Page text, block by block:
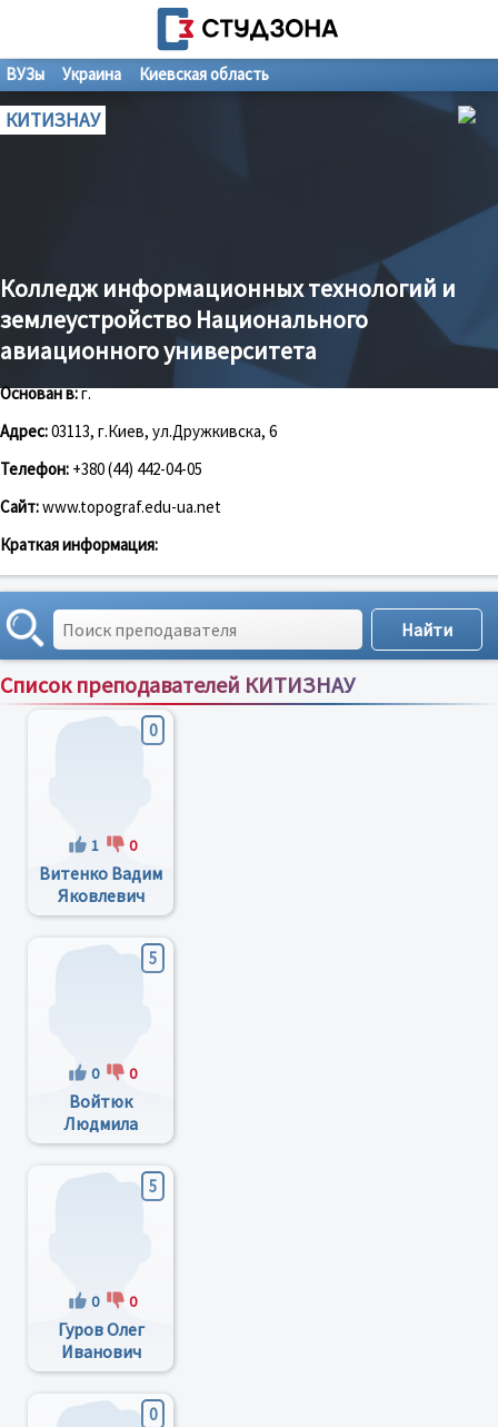
ВУЗы Украина Киевская область
КИТИЗНАУ
Колледж информационных технологий и
землеустройство Национального
авиационного университета
Основан в:г.
Адрес:03113, г.Киев, ул.Дружкивска, 6
Телефон: +380 (44) 442-04-05
Сайт:www.topograf.edu-ua.net
Краткая информация:
Список преподавателей КИТИЗНАУ
Сортировка по:имени;рейтингу;отзывам
0
1 0
Витенко Вадим
Яковлевич
5
0 0
Войтюк
Людмила
Ивановна
5
0 0
Гуров Олег
Иванович
0